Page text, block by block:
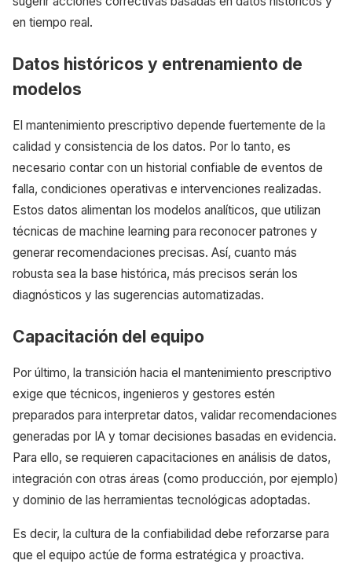
en tiempo real.
Datos históricos y entrenamiento de
modelos
El mantenimiento prescriptivo depende fuertemente de la
calidad y consistencia de los datos. Por lo tanto, es
necesario contar con un historial confiable de eventos de
falla, condiciones operativas e intervenciones realizadas.
Estos datos alimentan los modelos analíticos, que utilizan
técnicas de machine learning para reconocer patrones y
generar recomendaciones precisas. Así, cuanto más
robusta sea la base histórica, más precisos serán los
diagnósticos y las sugerencias automatizadas.
Capacitación del equipo
Por último, la transición hacia el mantenimiento prescriptivo
exige que técnicos, ingenieros y gestores estén
preparados para interpretar datos, validar recomendaciones
generadas por IA y tomar decisiones basadas en evidencia.
Para ello, se requieren capacitaciones en análisis de datos,
integración con otras áreas (como producción, por ejemplo)
y dominio de las herramientas tecnológicas adoptadas.
Es decir, la cultura de la confiabilidad debe reforzarse para
que el equipo actúe de forma estratégica y proactiva.